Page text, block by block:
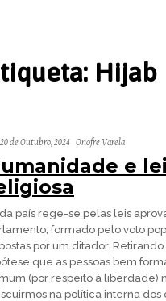
Hijab
20 de Outubro, 2024 Onofre Varela
e lei
país rege-se pelas leis
formado pelo voto
por um ditador.
que as pessoas bem
(por respeito à liberdade)
na política interna dos